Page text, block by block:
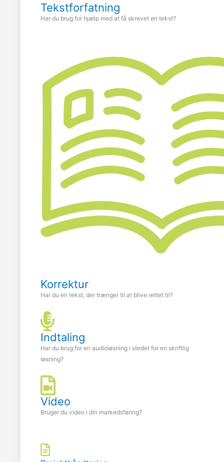
Tekstforfatning
Har du brug for hjælp med at få skrevet en tekst?
Korrektur
Har du en tekst, der trænger til at blive rettet til?
Indtaling
Har du brug for en audioløsning i stedet for en skriftlig
løsning?
Video
Bruger du video i din markedsføring?